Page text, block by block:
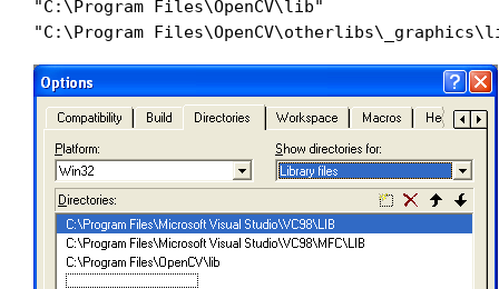
"C:\Program Files\OpenCV\lib"
"C:\Program